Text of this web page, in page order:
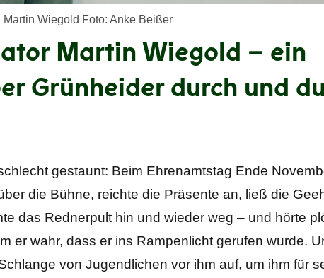
Wiegold Foto: Anke Beißer
Martin Wiegold – ein
Grünheider durch und
gestaunt: Beim Ehrenamtstag Ende
die Bühne, reichte die Präsente an, ließ die
das Rednerpult hin und wieder weg – und hörte
er wahr, dass er ins Rampenlicht gerufen wurde.
von Jugendlichen vor ihm auf, um ihm für